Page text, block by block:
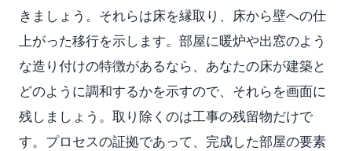
きましょう。それらは床を縁取り、床から壁への仕
上がった移行を示します。部屋に暖炉や出窓のよう
な造り付けの特徴があるなら、あなたの床が建築と
どのように調和するかを示すので、それらを画面に
残しましょう。取り除くのは工事の残留物だけで
す。プロセスの証拠であって、完成した部屋の要素